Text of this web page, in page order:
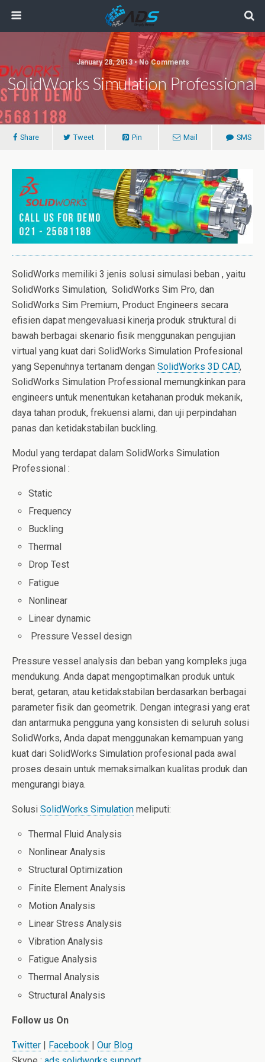
January 28, 2013 • No Comments
SolidWorks Simulation Professional
Share Tweet Pin Mail SMS
SolidWorks memiliki 3 jenis solusi simulasi beban , yaitu
SolidWorks Simulation, SolidWorks Sim Pro, dan
SolidWorks Sim Premium, Product Engineers secara
efisien dapat mengevaluasi kinerja produk struktural di
bawah berbagai skenario fisik menggunakan pengujian
virtual yang kuat dari SolidWorks Simulation Profesional
yang Sepenuhnya tertanam dengan SolidWorks 3D CAD,
SolidWorks Simulation Professional memungkinkan para
engineers untuk menentukan ketahanan produk mekanik,
daya tahan produk, frekuensi alami, dan uji perpindahan
panas dan ketidakstabilan buckling.
Modul yang terdapat dalam SolidWorks Simulation
Professional :
Static
Frequency
Buckling
Thermal
Drop Test
Fatigue
Nonlinear
Linear dynamic
Pressure Vessel design
Pressure vessel analysis dan beban yang kompleks juga
mendukung. Anda dapat mengoptimalkan produk untuk
berat, getaran, atau ketidakstabilan berdasarkan berbagai
parameter fisik dan geometrik. Dengan integrasi yang erat
dan antarmuka pengguna yang konsisten di seluruh solusi
SolidWorks, Anda dapat menggunakan kemampuan yang
kuat dari SolidWorks Simulation profesional pada awal
proses desain untuk memaksimalkan kualitas produk dan
mengurangi biaya.
Solusi SolidWorks Simulation meliputi:
Thermal Fluid Analysis
Nonlinear Analysis
Structural Optimization
Finite Element Analysis
Motion Analysis
Linear Stress Analysis
Vibration Analysis
Fatigue Analysis
Thermal Analysis
Structural Analysis
Follow us On
Twitter | Facebook | Our Blog